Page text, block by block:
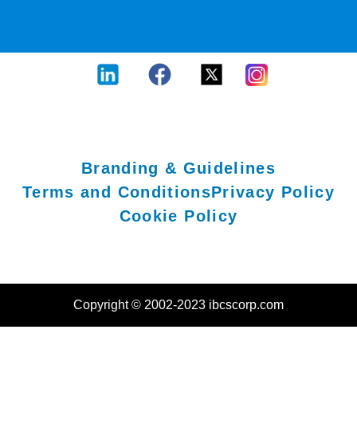
Branding & Guidelines
Terms and ConditionsPrivacy Policy
Cookie Policy
Copyright © 2002-2023 ibcscorp.com